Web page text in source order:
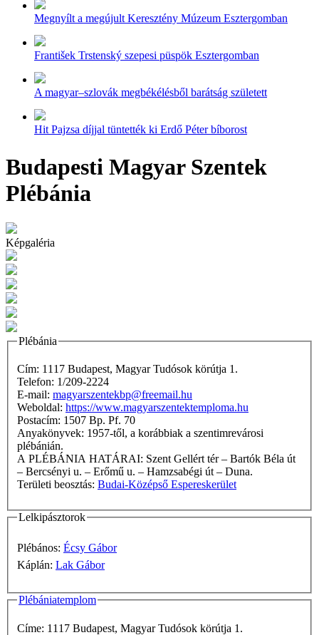
Megnyílt a megújult Keresztény Múzeum Esztergomban
František Trstenský szepesi püspök Esztergomban
A magyar–szlovák megbékélésből barátság született
Hit Pajzsa díjjal tüntették ki Erdő Péter bíborost
Budapesti Magyar Szentek
Plébánia
Képgaléria
Plébánia
Cím: 1117 Budapest, Magyar Tudósok körútja 1.
Telefon: 1/209-2224
E-mail: magyarszentekbp@freemail.hu
Weboldal: https://www.magyarszentektemploma.hu
Postacím: 1507 Bp. Pf. 70
Anyakönyvek: 1957-től, a korábbiak a szentimrevárosi
plébánián.
A PLÉBÁNIA HATÁRAI: Szent Gellért tér – Bartók Béla út
– Bercsényi u. – Erőmű u. – Hamzsabégi út – Duna.
Területi beosztás: Budai-Középső Espereskerület
Lelkipásztorok
Plébános: Écsy Gábor
Káplán: Lak Gábor
Plébániatemplom
Címe: 1117 Budapest, Magyar Tudósok körútja 1.